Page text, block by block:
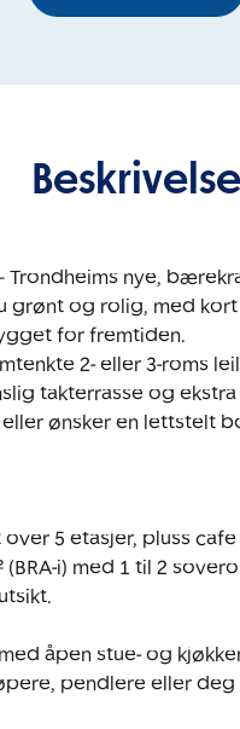
Beskrivelse
Trondheims nye,
grønt og rolig, med
for fremtiden.
2- eller 3-roms
takterrasse og
ønsker en lettstelt
5 etasjer, pluss
(BRA-i) med 1 til 2
åpen stue- og
pendlere eller